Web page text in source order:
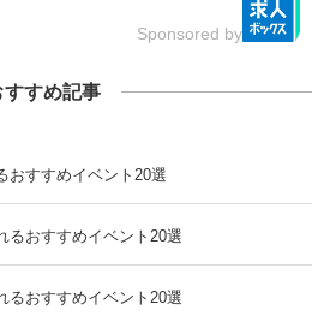
Sponsored by
すすめ記事
おすすめイベント20選
るおすすめイベント20選
るおすすめイベント20選